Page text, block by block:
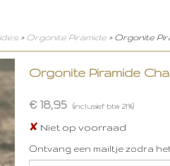
> Orgonite Piramide > Orgonite
Orgonite Piramide
€ 18,95 (inclusief btw 21%)
✘ Niet op voorraad
Ontvang een mailtje zodra